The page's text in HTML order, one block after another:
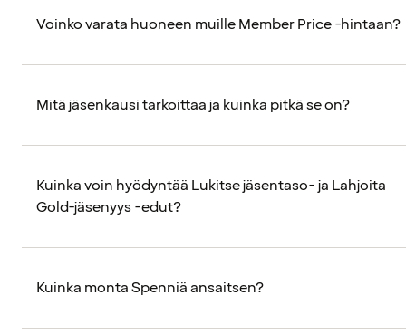
Voinko varata huoneen muille Member Price -hintaan?
Mitä jäsenkausi tarkoittaa ja kuinka pitkä se on?
Kuinka voin hyödyntää Lukitse jäsentaso- ja Lahjoita
Gold-jäsenyys -edut?
Kuinka monta Spenniä ansaitsen?